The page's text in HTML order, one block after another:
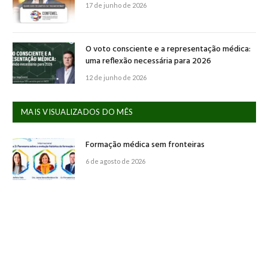
17 de junho de 2026
O voto consciente e a representação médica:
uma reflexão necessária para 2026
12 de junho de 2026
MAIS VISUALIZADOS DO MÊS
Formação médica sem fronteiras
6 de agosto de 2026